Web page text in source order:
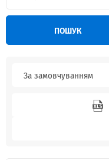
ПОШУК
За замовчуванням